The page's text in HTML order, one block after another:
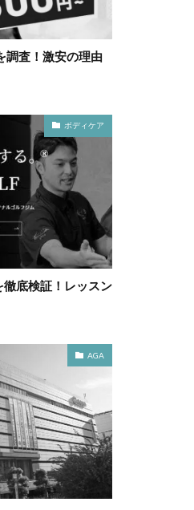
調査！激安の理由
ボディケア
徹底検証！レッスン
AGA